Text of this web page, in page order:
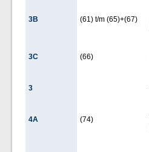
3B (61) t/m (65)+(67)
3C (66)
3
4A (74)